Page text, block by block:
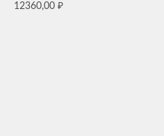
12360,00₽